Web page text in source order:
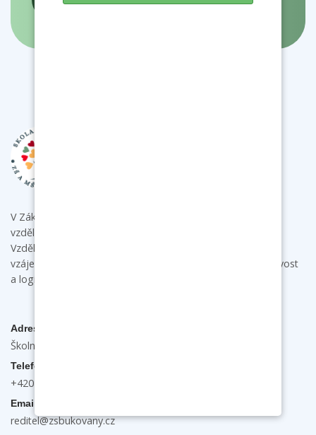
V Základní škole a mateřské škole Bukovany poskytujeme
vzdělání s individuálním přístupem ke každému dítěti.
Vzdělávacími aktivitami podporujeme u dětí samostatnost,
vzájemnou spolupráci a komunikaci a rozvíjíme jejich tvořivost
a logické myšlení.
Adresa
Školní 132, 696 31 Bukovany
Telefon
+420 603 474 889
Email
reditel@zsbukovany.cz